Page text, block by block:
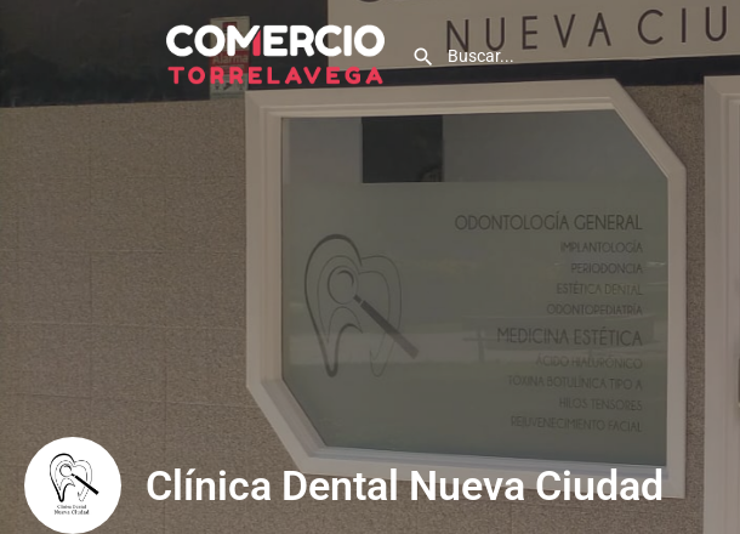
Clínica Dental Nueva Ciudad